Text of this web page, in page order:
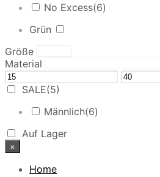
No Excess(6)
Grün
Größe
Material
SALE(5)
Männlich(6)
Auf Lager
×
Home